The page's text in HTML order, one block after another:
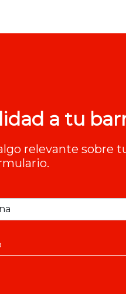
a tu
relevante sobre